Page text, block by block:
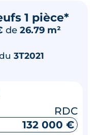
1 pièce*
de 26.79 m²
3T2021
RDC
132 000 €